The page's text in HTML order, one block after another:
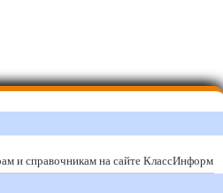
и справочникам на сайте КлассИнформ